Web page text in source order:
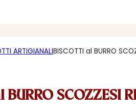
ARTIGIANALIBISCOTTI al BURRO
BURRO SCOZZESI